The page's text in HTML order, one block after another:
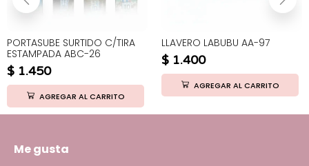
PORTASUBE SURTIDO C/TIRA
ESTAMPADA ABC-26
$ 1.450
AGREGAR AL CARRITO
LLAVERO LABUBU AA-97
$ 1.400
AGREGAR AL CARRITO
Me gusta